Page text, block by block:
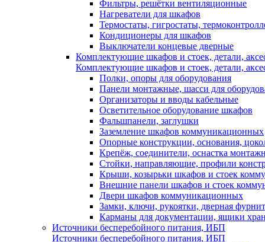
Фильтры, решётки вентиляционные
Нагреватели для шкафов
Термостаты, гигростаты,
Кондиционеры для шкафов
Выключатели концевые дверные
Комплектующие шкафов и стоек, детали,
Комплектующие шкафов и стоек, детали,
Полки, опоры для оборудования
Панели монтажные, шасси для
Организаторы и вводы кабельные
Осветительное оборудование шкафов
Фальшпанели, заглушки
Заземление шкафов коммуникационных
Опорные конструкции, основания,
Крепёж, соединители, оснастка
Стойки, направляющие, профили
Крыши, козырьки шкафов и стоек
Внешние панели шкафов и стоек
Двери шкафов коммуникационных
Замки, ключи, рукоятки, дверная
Карманы для документации, ящики
Источники бесперебойного питания, ИБП
Источники бесперебойного питания, ИБП